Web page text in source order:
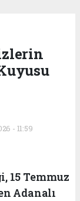
- 11:59
15 Temmuz
Adanalı